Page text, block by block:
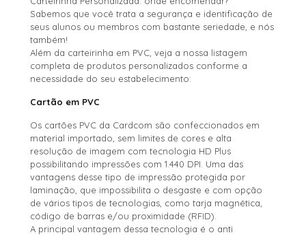
Sabemos que você trata a segurança e identificação de
seus alunos ou membros com bastante seriedade, e nós
também!
Além da carteirinha em PVC, veja a nossa listagem
completa de produtos personalizados conforme a
necessidade do seu estabelecimento:
Cartão em PVC
Os cartões PVC da Cardcom são confeccionados em
material importado, sem limites de cores e alta
resolução de imagem com tecnologia HD Plus
possibilitando impressões com 1.440 DPI. Uma das
vantagens desse tipo de impressão protegida por
laminação, que impossibilita o desgaste e com opção
de vários tipos de tecnologias, como tarja magnética,
código de barras e/ou proximidade (RFID).
A principal vantagem dessa tecnologia é o anti